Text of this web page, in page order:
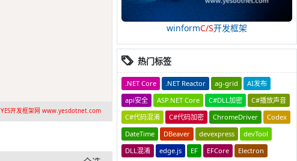
YES开发框架网 www.yesdotnet.com
winformC/S开发框架
热门标签
.NET Core .NET Reactor ag-grid
AI发布
api安全
ASP.NET Core C#DLL加密
C#播放声音
C#代码混淆
C#代码加密 ChromeDriver
Codex
DateTime
DBeaver devexpress
devTool
DLL混淆
edge.js EF EFCore
Electron